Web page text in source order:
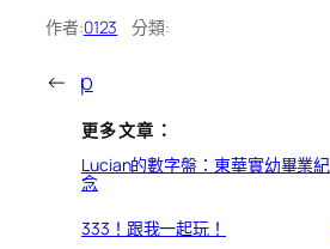
作者:0123 分類:
← p
更多文章：
Lucian的數字盤：東華實幼畢業紀
念
333！跟我一起玩！